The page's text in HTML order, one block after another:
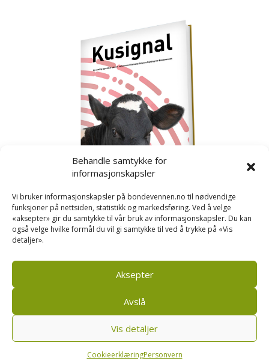
Behandle samtykke for
informasjonskapsler
Vi bruker informasjonskapsler på bondevennen.no til nødvendige
funksjoner på nettsiden, statistikk og markedsføring. Ved å velge
«aksepter» gir du samtykke til vår bruk av informasjonskapsler. Du kan
også velge hvilke formål du vil gi samtykke til ved å trykke på «Vis
detaljer».
Aksepter
Avslå
Vis detaljer
CookieerklæringPersonvern
Kusignal
Bondevennen SA, Pb 208, sentrum, 4001 Stavanger
Personvern og cookies regler